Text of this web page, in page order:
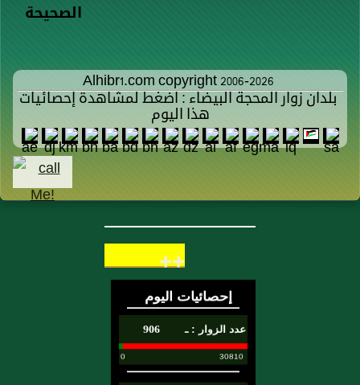
الصحيحة
Alhibr1.com copyright 2006-2026
بلدان زوار المحجة البيضاء : اضغط لمشاهدة إحصائيات
هذا اليوم
++